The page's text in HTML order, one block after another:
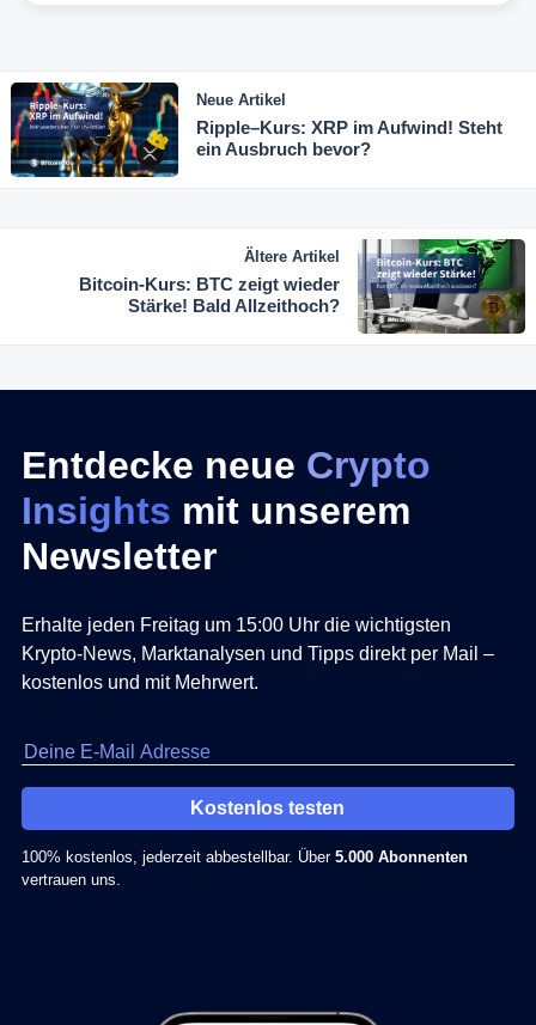
Neue Artikel
Ripple–Kurs: XRP im Aufwind! Steht
ein Ausbruch bevor?
Ältere Artikel
Bitcoin-Kurs: BTC zeigt wieder
Stärke! Bald Allzeithoch?
Entdecke neue Crypto
Insights mit unserem
Newsletter
Erhalte jeden Freitag um 15:00 Uhr die wichtigsten
Krypto-News, Marktanalysen und Tipps direkt per Mail –
kostenlos und mit Mehrwert.
Kostenlos testen
100% kostenlos, jederzeit abbestellbar. Über 5.000 Abonnenten
vertrauen uns.